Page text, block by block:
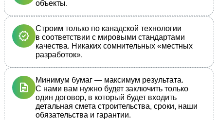
объекты.
Строим только по канадской технологии
в соответствии с мировыми стандартами
качества. Никаких сомнительных «местных
разработок».
Минимум бумаг — максимум результата.
С нами вам нужно будет заключить только
один договор, в который будет входить
детальная смета строительства, сроки, наши
обязательства и гарантии.